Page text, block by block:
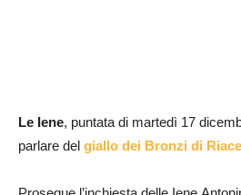
Le Iene, puntata di martedì 17
parlare del giallo dei Bronzi di Riace